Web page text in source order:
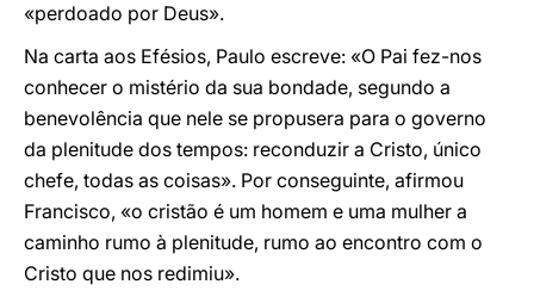
«perdoado por Deus».
Na carta aos Efésios, Paulo escreve: «O Pai fez-nos
conhecer o mistério da sua bondade, segundo a
benevolência que nele se propusera para o governo
da plenitude dos tempos: reconduzir a Cristo, único
chefe, todas as coisas». Por conseguinte, afirmou
Francisco, «o cristão é um homem e uma mulher a
caminho rumo à plenitude, rumo ao encontro com o
Cristo que nos redimiu».